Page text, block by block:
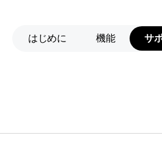
はじめに 機能 サ